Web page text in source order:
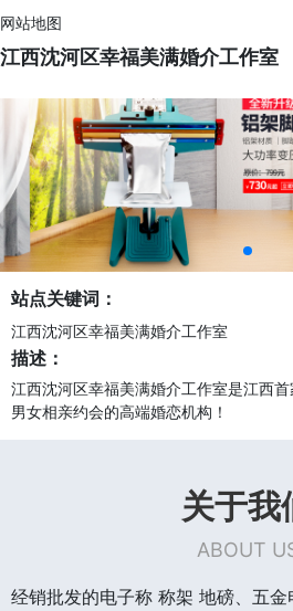
网站地图
江西沈河区幸福美满婚介工作室
站点关键词：
江西沈河区幸福美满婚介工作室
描述：
江西沈河区幸福美满婚介工作室是江西
男女相亲约会的高端婚恋机构！
关于我
ABOUT
经销批发的电子称 称架 地磅、五金